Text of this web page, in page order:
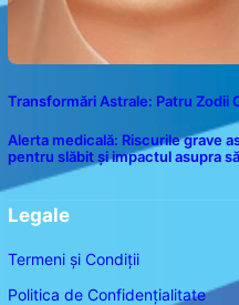
Transformări Astrale: Patru Zodii
Alerta medicală: Riscurile grave
pentru slăbit și impactul asupra
Legale
Termeni și Condiții
Politica de Confidențialitate